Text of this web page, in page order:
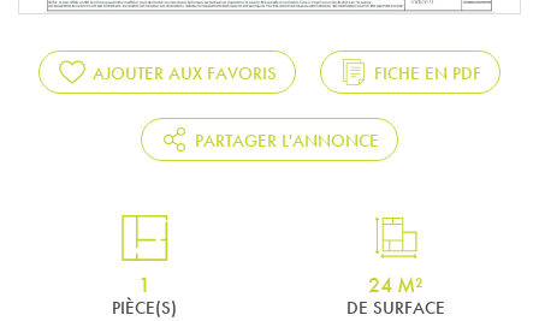
AJOUTER AUX FAVORIS FICHE EN PDF
PARTAGER L'ANNONCE
1
PIÈCE(S)
24 M²
DE SURFACE